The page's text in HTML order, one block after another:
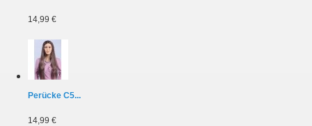
14,99 €
Perücke C5...
14,99 €